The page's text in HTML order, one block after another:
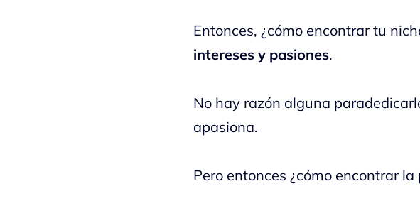
Entonces, ¿cómo encontrar tu
intereses y pasiones.
No hay razón alguna
apasiona.
Pero entonces ¿cómo encontrar